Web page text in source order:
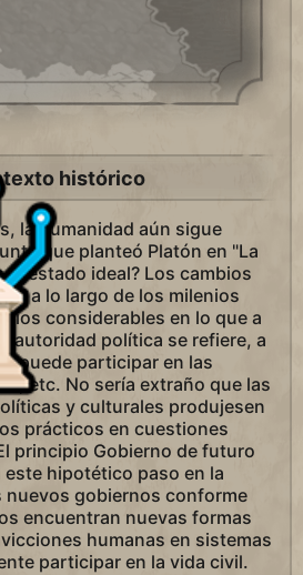
histórico
la humanidad aún sigue
que planteó Platón en "La
el estado ideal? Los cambios
a lo largo de los milenios
considerables en lo que a
autoridad política se refiere, a
puede participar en las
etc. No sería extraño que las
y culturales produjesen
prácticos en cuestiones
principio Gobierno de futuro
hipotético paso en la
nuevos gobiernos conforme
encuentran nuevas formas
humanas en sistemas
participar en la vida civil.